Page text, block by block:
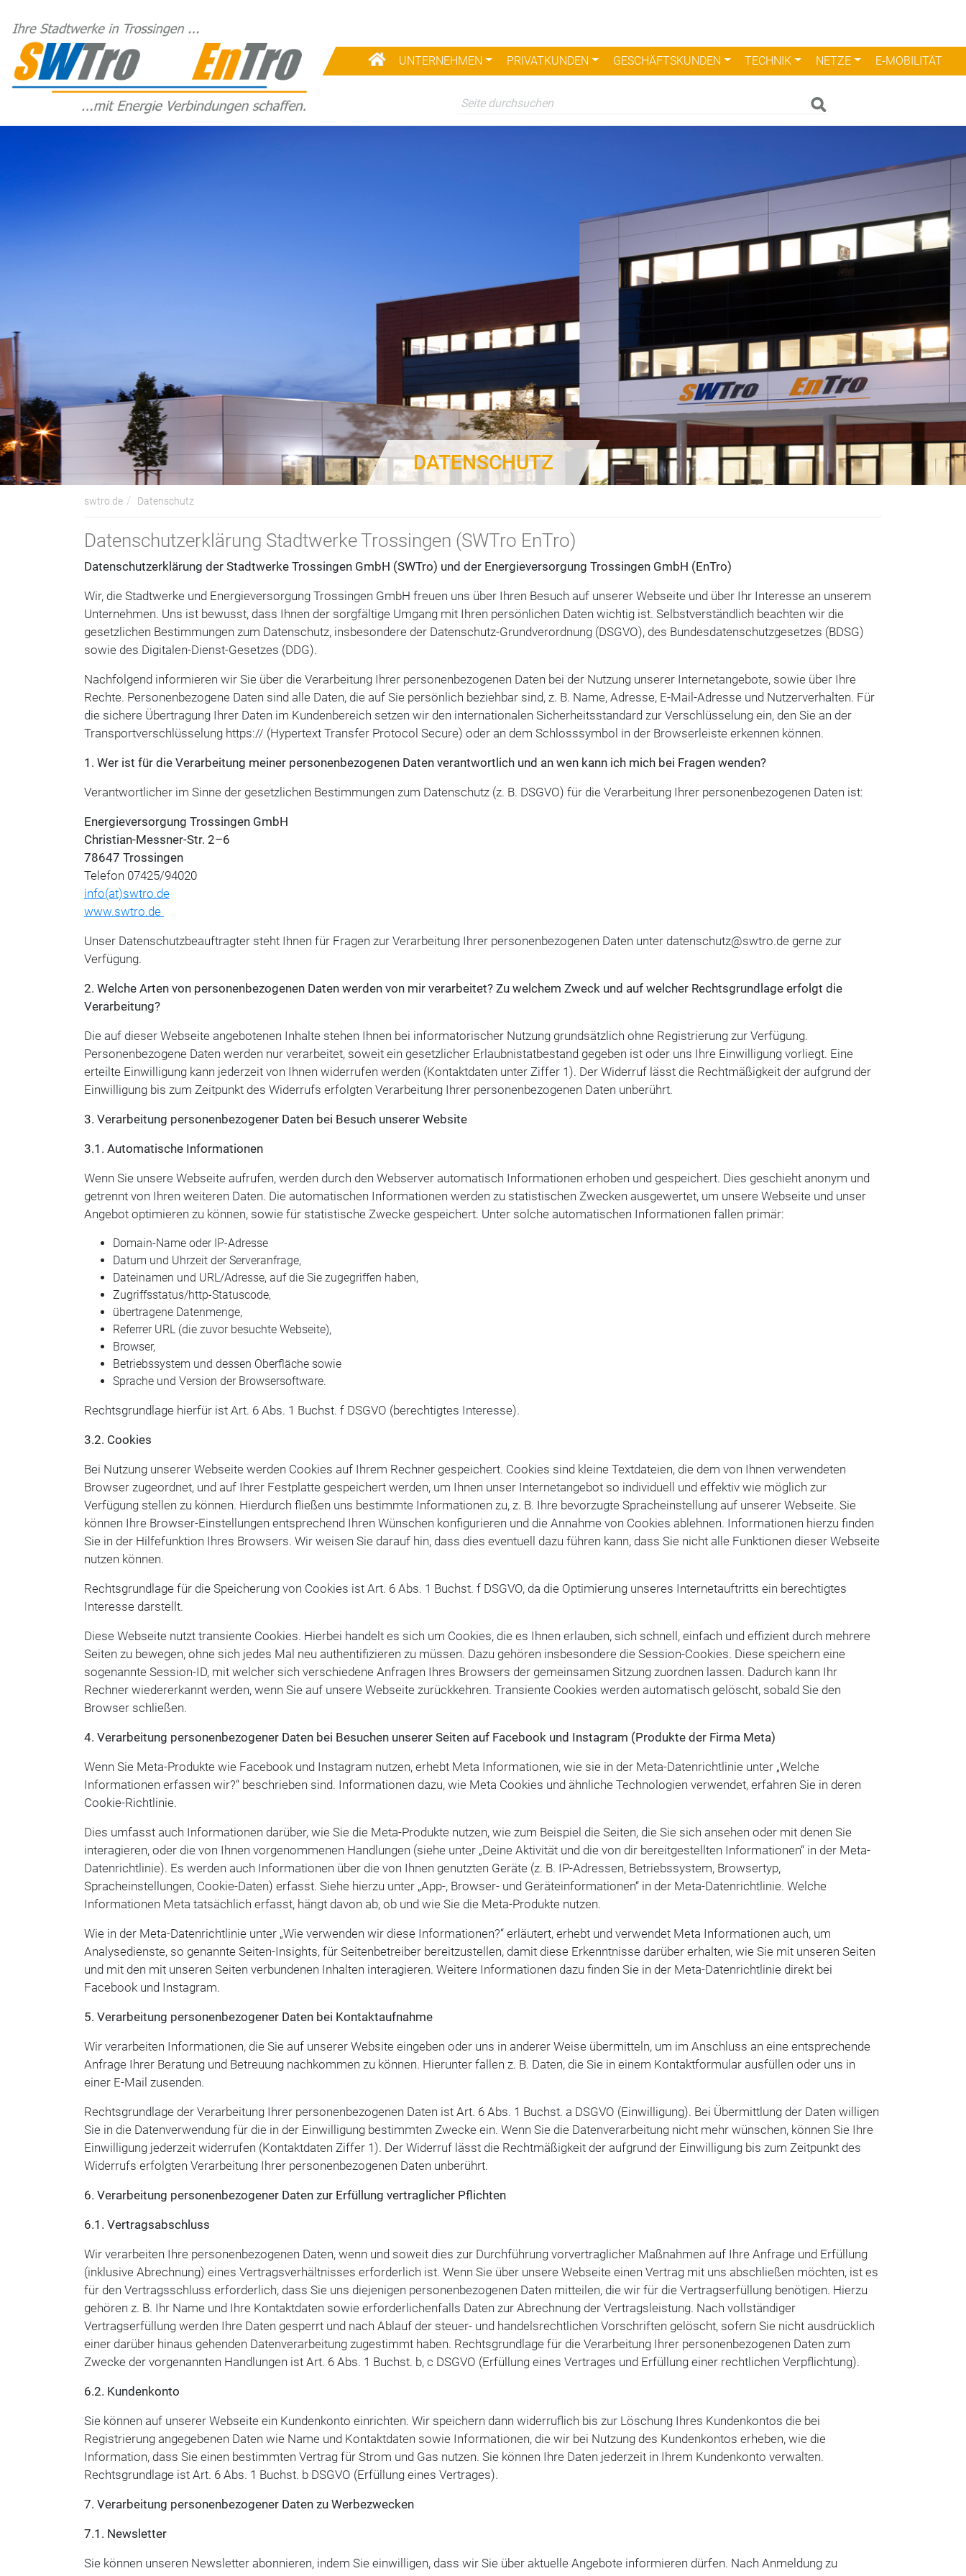
UNTERNEHMEN PRIVATKUNDEN GESCHÄFTSKUNDEN TECHNIK NETZE E-MOBILITÄT
DATENSCHUTZ
swtro.de Datenschutz
Datenschutzerklärung Stadtwerke Trossingen (SWTro EnTro)
Datenschutzerklärung der Stadtwerke Trossingen GmbH (SWTro) und der Energieversorgung Trossingen GmbH (EnTro)
Wir, die Stadtwerke und Energieversorgung Trossingen GmbH freuen uns über Ihren Besuch auf unserer Webseite und über Ihr Interesse an unserem
Unternehmen. Uns ist bewusst, dass Ihnen der sorgfältige Umgang mit Ihren persönlichen Daten wichtig ist. Selbstverständlich beachten wir die
gesetzlichen Bestimmungen zum Datenschutz, insbesondere der Datenschutz-Grundverordnung (DSGVO), des Bundesdatenschutzgesetzes (BDSG)
sowie des Digitalen-Dienst-Gesetzes (DDG).
Nachfolgend informieren wir Sie über die Verarbeitung Ihrer personenbezogenen Daten bei der Nutzung unserer Internetangebote, sowie über Ihre
Rechte. Personenbezogene Daten sind alle Daten, die auf Sie persönlich beziehbar sind, z. B. Name, Adresse, E-Mail-Adresse und Nutzerverhalten. Für
die sichere Übertragung Ihrer Daten im Kundenbereich setzen wir den internationalen Sicherheitsstandard zur Verschlüsselung ein, den Sie an der
Transportverschlüsselung https:// (Hypertext Transfer Protocol Secure) oder an dem Schlosssymbol in der Browserleiste erkennen können.
1. Wer ist für die Verarbeitung meiner personenbezogenen Daten verantwortlich und an wen kann ich mich bei Fragen wenden?
Verantwortlicher im Sinne der gesetzlichen Bestimmungen zum Datenschutz (z. B. DSGVO) für die Verarbeitung Ihrer personenbezogenen Daten ist:
Energieversorgung Trossingen GmbH
Christian-Messner-Str. 2–6
78647 Trossingen
Telefon 07425/94020
info(at)swtro.de
www.swtro.de
Unser Datenschutzbeauftragter steht Ihnen für Fragen zur Verarbeitung Ihrer personenbezogenen Daten unter datenschutz@swtro.de gerne zur
Verfügung.
2. Welche Arten von personenbezogenen Daten werden von mir verarbeitet? Zu welchem Zweck und auf welcher Rechtsgrundlage erfolgt die
Verarbeitung?
Die auf dieser Webseite angebotenen Inhalte stehen Ihnen bei informatorischer Nutzung grundsätzlich ohne Registrierung zur Verfügung.
Personenbezogene Daten werden nur verarbeitet, soweit ein gesetzlicher Erlaubnistatbestand gegeben ist oder uns Ihre Einwilligung vorliegt. Eine
erteilte Einwilligung kann jederzeit von Ihnen widerrufen werden (Kontaktdaten unter Ziffer 1). Der Widerruf lässt die Rechtmäßigkeit der aufgrund der
Einwilligung bis zum Zeitpunkt des Widerrufs erfolgten Verarbeitung Ihrer personenbezogenen Daten unberührt.
3. Verarbeitung personenbezogener Daten bei Besuch unserer Website
3.1. Automatische Informationen
Wenn Sie unsere Webseite aufrufen, werden durch den Webserver automatisch Informationen erhoben und gespeichert. Dies geschieht anonym und
getrennt von Ihren weiteren Daten. Die automatischen Informationen werden zu statistischen Zwecken ausgewertet, um unsere Webseite und unser
Angebot optimieren zu können, sowie für statistische Zwecke gespeichert. Unter solche automatischen Informationen fallen primär:
Domain-Name oder IP-Adresse
Datum und Uhrzeit der Serveranfrage,
Dateinamen und URL/Adresse, auf die Sie zugegriffen haben,
Zugriffsstatus/http-Statuscode,
übertragene Datenmenge,
Referrer URL (die zuvor besuchte Webseite),
Browser,
Betriebssystem und dessen Oberfläche sowie
Sprache und Version der Browsersoftware.
Rechtsgrundlage hierfür ist Art. 6 Abs. 1 Buchst. f DSGVO (berechtigtes Interesse).
3.2. Cookies
Bei Nutzung unserer Webseite werden Cookies auf Ihrem Rechner gespeichert. Cookies sind kleine Textdateien, die dem von Ihnen verwendeten
Browser zugeordnet, und auf Ihrer Festplatte gespeichert werden, um Ihnen unser Internetangebot so individuell und effektiv wie möglich zur
Verfügung stellen zu können. Hierdurch fließen uns bestimmte Informationen zu, z. B. Ihre bevorzugte Spracheinstellung auf unserer Webseite. Sie
können Ihre Browser-Einstellungen entsprechend Ihren Wünschen konfigurieren und die Annahme von Cookies ablehnen. Informationen hierzu finden
Sie in der Hilfefunktion Ihres Browsers. Wir weisen Sie darauf hin, dass dies eventuell dazu führen kann, dass Sie nicht alle Funktionen dieser Webseite
nutzen können.
Rechtsgrundlage für die Speicherung von Cookies ist Art. 6 Abs. 1 Buchst. f DSGVO, da die Optimierung unseres Internetauftritts ein berechtigtes
Interesse darstellt.
Diese Webseite nutzt transiente Cookies. Hierbei handelt es sich um Cookies, die es Ihnen erlauben, sich schnell, einfach und effizient durch mehrere
Seiten zu bewegen, ohne sich jedes Mal neu authentifizieren zu müssen. Dazu gehören insbesondere die Session-Cookies. Diese speichern eine
sogenannte Session-ID, mit welcher sich verschiedene Anfragen Ihres Browsers der gemeinsamen Sitzung zuordnen lassen. Dadurch kann Ihr
Rechner wiedererkannt werden, wenn Sie auf unsere Webseite zurückkehren. Transiente Cookies werden automatisch gelöscht, sobald Sie den
Browser schließen.
4. Verarbeitung personenbezogener Daten bei Besuchen unserer Seiten auf Facebook und Instagram (Produkte der Firma Meta)
Wenn Sie Meta-Produkte wie Facebook und Instagram nutzen, erhebt Meta Informationen, wie sie in der Meta-Datenrichtlinie unter „Welche
Informationen erfassen wir?“ beschrieben sind. Informationen dazu, wie Meta Cookies und ähnliche Technologien verwendet, erfahren Sie in deren
Cookie-Richtlinie.
Dies umfasst auch Informationen darüber, wie Sie die Meta-Produkte nutzen, wie zum Beispiel die Seiten, die Sie sich ansehen oder mit denen Sie
interagieren, oder die von Ihnen vorgenommenen Handlungen (siehe unter „Deine Aktivität und die von dir bereitgestellten Informationen“ in der Meta-
Datenrichtlinie). Es werden auch Informationen über die von Ihnen genutzten Geräte (z. B. IP-Adressen, Betriebssystem, Browsertyp,
Spracheinstellungen, Cookie-Daten) erfasst. Siehe hierzu unter „App-, Browser- und Geräteinformationen“ in der Meta-Datenrichtlinie. Welche
Informationen Meta tatsächlich erfasst, hängt davon ab, ob und wie Sie die Meta-Produkte nutzen.
Wie in der Meta-Datenrichtlinie unter „Wie verwenden wir diese Informationen?“ erläutert, erhebt und verwendet Meta Informationen auch, um
Analysedienste, so genannte Seiten-Insights, für Seitenbetreiber bereitzustellen, damit diese Erkenntnisse darüber erhalten, wie Sie mit unseren Seiten
und mit den mit unseren Seiten verbundenen Inhalten interagieren. Weitere Informationen dazu finden Sie in der Meta-Datenrichtlinie direkt bei
Facebook und Instagram.
5. Verarbeitung personenbezogener Daten bei Kontaktaufnahme
Wir verarbeiten Informationen, die Sie auf unserer Website eingeben oder uns in anderer Weise übermitteln, um im Anschluss an eine entsprechende
Anfrage Ihrer Beratung und Betreuung nachkommen zu können. Hierunter fallen z. B. Daten, die Sie in einem Kontaktformular ausfüllen oder uns in
einer E-Mail zusenden.
Rechtsgrundlage der Verarbeitung Ihrer personenbezogenen Daten ist Art. 6 Abs. 1 Buchst. a DSGVO (Einwilligung). Bei Übermittlung der Daten willigen
Sie in die Datenverwendung für die in der Einwilligung bestimmten Zwecke ein. Wenn Sie die Datenverarbeitung nicht mehr wünschen, können Sie Ihre
Einwilligung jederzeit widerrufen (Kontaktdaten Ziffer 1). Der Widerruf lässt die Rechtmäßigkeit der aufgrund der Einwilligung bis zum Zeitpunkt des
Widerrufs erfolgten Verarbeitung Ihrer personenbezogenen Daten unberührt.
6. Verarbeitung personenbezogener Daten zur Erfüllung vertraglicher Pflichten
6.1. Vertragsabschluss
Wir verarbeiten Ihre personenbezogenen Daten, wenn und soweit dies zur Durchführung vorvertraglicher Maßnahmen auf Ihre Anfrage und Erfüllung
(inklusive Abrechnung) eines Vertragsverhältnisses erforderlich ist. Wenn Sie über unsere Webseite einen Vertrag mit uns abschließen möchten, ist es
für den Vertragsschluss erforderlich, dass Sie uns diejenigen personenbezogenen Daten mitteilen, die wir für die Vertragserfüllung benötigen. Hierzu
gehören z. B. Ihr Name und Ihre Kontaktdaten sowie erforderlichenfalls Daten zur Abrechnung der Vertragsleistung. Nach vollständiger
Vertragserfüllung werden Ihre Daten gesperrt und nach Ablauf der steuer- und handelsrechtlichen Vorschriften gelöscht, sofern Sie nicht ausdrücklich
einer darüber hinaus gehenden Datenverarbeitung zugestimmt haben. Rechtsgrundlage für die Verarbeitung Ihrer personenbezogenen Daten zum
Zwecke der vorgenannten Handlungen ist Art. 6 Abs. 1 Buchst. b, c DSGVO (Erfüllung eines Vertrages und Erfüllung einer rechtlichen Verpflichtung).
​​​​​​​6.2. Kundenkonto
Sie können auf unserer Webseite ein Kundenkonto einrichten. Wir speichern dann widerruflich bis zur Löschung Ihres Kundenkontos die bei
Registrierung angegebenen Daten wie Name und Kontaktdaten sowie Informationen, die wir bei Nutzung des Kundenkontos erheben, wie die
Information, dass Sie einen bestimmten Vertrag für Strom und Gas nutzen. Sie können Ihre Daten jederzeit in Ihrem Kundenkonto verwalten.
Rechtsgrundlage ist Art. 6 Abs. 1 Buchst. b DSGVO (Erfüllung eines Vertrages).
7. Verarbeitung personenbezogener Daten zu Werbezwecken
​​​​​​​7.1. Newsletter
Sie können unseren Newsletter abonnieren, indem Sie einwilligen, dass wir Sie über aktuelle Angebote informieren dürfen. Nach Anmeldung zu